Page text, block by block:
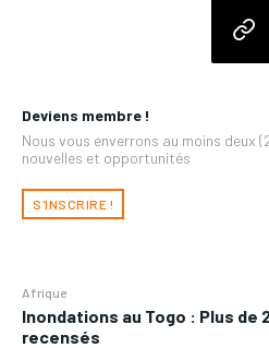
Deviens membre !
Nous vous enverrons au moins deux
nouvelles et opportunités
S'INSCRIRE !
Afrique
Inondations au Togo : Plus de
recensés